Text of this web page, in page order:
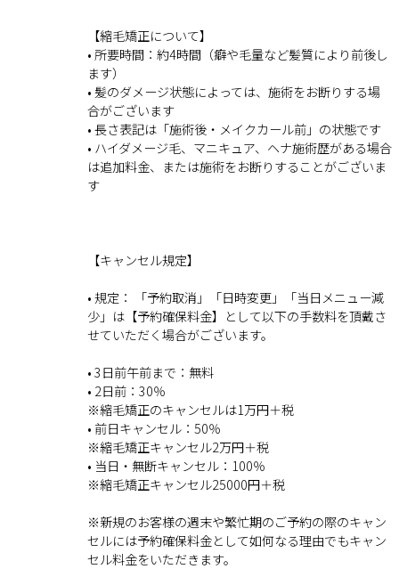
【縮毛矯正について】
• 所要時間：約4時間（癖や毛量など髪質により前後し
ます）
• 髪のダメージ状態によっては、施術をお断りする場
合がございます
• 長さ表記は「施術後・メイクカール前」の状態です
• ハイダメージ毛、マニキュア、ヘナ施術歴がある場合
は追加料金、または施術をお断りすることがございま
す
【キャンセル規定】
• 規定： 「予約取消」「日時変更」「当日メニュー減
少」は【予約確保料金】として以下の手数料を頂戴さ
せていただく場合がございます。
• 3日前午前まで：無料
• 2日前：30％
※縮毛矯正のキャンセルは1万円＋税
• 前日キャンセル：50％
※縮毛矯正キャンセル2万円＋税
• 当日・無断キャンセル：100％
※縮毛矯正キャンセル25000円＋税
※新規のお客様の週末や繁忙期のご予約の際のキャン
セルには予約確保料金として如何なる理由でもキャン
セル料金をいただきます。